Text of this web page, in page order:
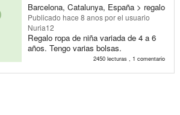
Barcelona, Catalunya, España > regalo
Publicado hace 8 anospor el usuario
Nuria12
Regalo ropa de niña variada de 4 a 6
años. Tengo varias bolsas.
2450 lecturas , 1 comentario